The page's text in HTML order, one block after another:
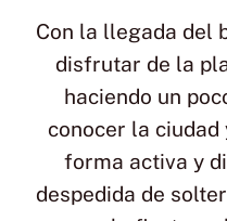
Con la llegada del
disfrutar de la
haciendo un
conocer la ciudad
forma activa y
despedida de